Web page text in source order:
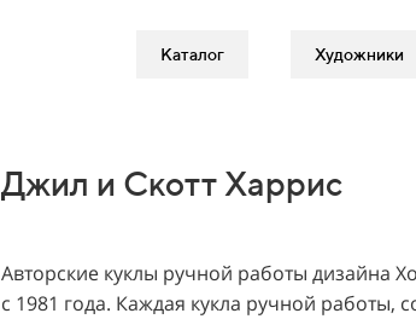
Каталог Художники
Джил и Скотт Харрис
Авторские куклы ручной работы дизайна
с 1981 года. Каждая кукла ручной работы,